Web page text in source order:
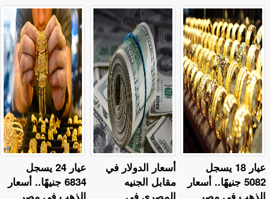
عيار 24 يسجل
6834 جنيهًا.. أسعار
الذهب في مصر
أسعار الدولار في
مقابل الجنيه
المصري في
عيار 18 يسجل
5082 جنيهًا.. أسعار
الذهب في مصر